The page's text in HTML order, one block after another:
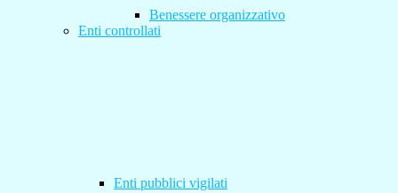
Benessere organizzativo
Enti controllati
Enti pubblici vigilati